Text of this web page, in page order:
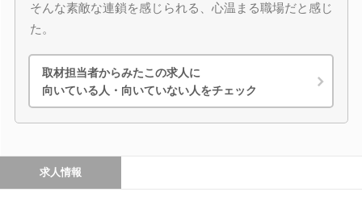
そんな素敵な連鎖を感じられる、心温まる職場だと感じ
た。
取材担当者からみたこの求人に
向いている人・向いていない人をチェック
求人情報